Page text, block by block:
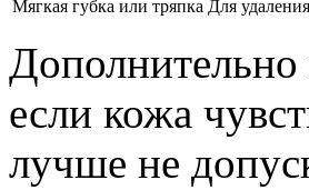
Мягкая губка или тряпка Для
Дополнительно
если кожа
лучше не